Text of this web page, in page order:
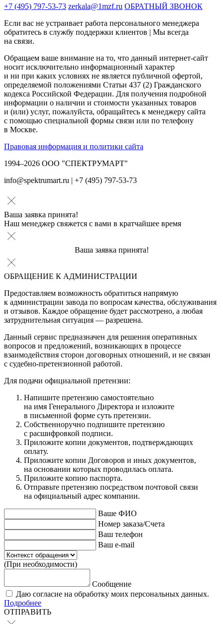
+7 (495) 797-53-73 zerkala@1mzf.ru ОБРАТНЫЙ ЗВОНОК
Если вас не устраивает работа персонального менеджера
обратитесь в службу поддержки клиентов | Мы всегда
на связи.
Обращаем ваше внимание на то, что данный интернет-сайт
носит исключительно информационный характер
и ни при каких условиях не является публичной офертой,
определяемой положениями Статьи 437 (2) Гражданского
кодекса Российской Федерации. Для получения подробной
информации о наличии и стоимости указанных товаров
и (или) услуг, пожалуйста, обращайтесь к менеджеру сайта
с помощью специальной формы связи или по телефону
в Москве.
Правовая информация и политики сайта
1994–2026 ООО "СПЕКТРУМАРТ"
info@spektrumart.ru | +7 (495) 797-53-73
Ваша заявка принята!
Наш менеджер свяжется с вами в кратчайшее время
Ваша заявка принята!
ОБРАЩЕНИЕ К АДМИНИСТРАЦИИ
Предоставляем возможность обратиться напрямую
к администрации завода по вопросам качества, обслуживания
и отзывов. Каждое обращение будет рассмотрено, а любая
затруднительная ситуация — разрешена.
Данный сервис предназначен для решения оперативных
вопросов и предложений, возникающих в процессе
взаимодействия сторон договорных отношений, и не связан
с судебно-претензионной работой.
Для подачи официальной претензии:
Напишите претензию самостоятельно
на имя Генерального Директора и изложите
в письменной форме суть претензии.
Собственноручно подпишите претензию
с расшифровкой подписи.
Приложите копии документов, подтверждающих
оплату.
Приложите копии Договоров и иных документов,
на основании которых проводилась оплата.
Приложите копию паспорта.
Отправьте претензию посредством почтовой связи
на официальный адрес компании.
Ваше ФИО
Номер заказа/Счета
Ваш телефон
Ваш e-mail
(При необходимости)
Сообщение
Даю согласие на обработку моих персональных данных.
Подробнее
ОТПРАВИТЬ